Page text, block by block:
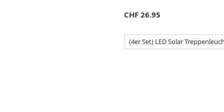
CHF 26.95
(4er Set) LED Solar